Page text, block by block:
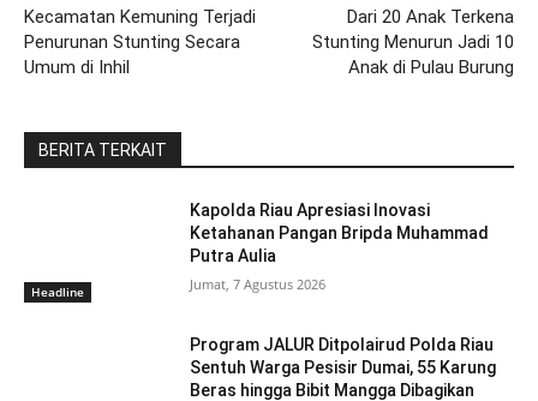
Kecamatan Kemuning Terjadi
Penurunan Stunting Secara
Umum di Inhil
Dari 20 Anak Terkena
Stunting Menurun Jadi 10
Anak di Pulau Burung
BERITA TERKAIT
Headline
Kapolda Riau Apresiasi Inovasi
Ketahanan Pangan Bripda Muhammad
Putra Aulia
Jumat, 7 Agustus 2026
Program JALUR Ditpolairud Polda Riau
Sentuh Warga Pesisir Dumai, 55 Karung
Beras hingga Bibit Mangga Dibagikan